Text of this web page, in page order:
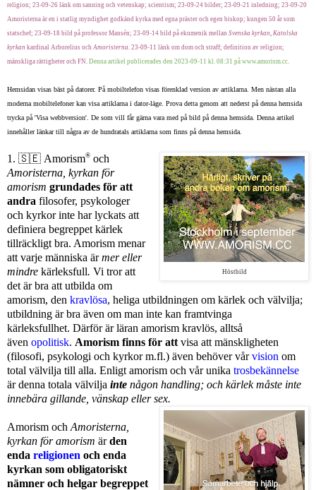
religion; 23-09-26 länk om sanning och vetenskap; scientism; 23-09-24 bilder; 23-09-21 inledning; 23-09-20
Amoristerna är en i statlig myndighet godkänd kyrka med egna präster och egen biskop; kungen 50 år som
statschef; 23-09-18 bild på professor Mansén; 23-09-14 bild på ekumenik mellan Svenska kyrkan, Katolska
kyrkan kardinal Arborelius och Amoristerna. 23-09-11 länk om dom och straff; definition av religion;
mänskliga rättigheter och FN. Denna artikel publicerades den 2023-09-11 kl. 08:31 på www.amorism.cc.
Hemsidan visas bäst på datorer. På mobiltelefon visas förenklad version av artiklarna. Men nästan alla
moderna mobiltelefoner kan visa artiklarna i dator-läge. Prova detta genom att nederst på denna hemsida
trycka på 'Visa webbversion'. De som vill får gärna vara med på bild på denna hemsida. Denna artikel
innehåller länkar till några av de hundratals artiklarna som finns på denna hemsida.
1. 🇸🇪
Höstbild
Amorism® och
Amoristerna, kyrkan för
amorism grundades för att
andra filosofer, psykologer
och kyrkor inte har lyckats att
definiera begreppet kärlek
tillräckligt bra. Amorism menar
att varje människa ärmer eller
mindre kärleksfull. Vi tror att
det är bra att utbilda om
amorism, den kravlösa, heliga utbildningen om kärlek och välvilja;
utbildning är bra även om man inte kan framtvinga
kärleksfullhet. Därför är läran amorism kravlös, alltså
även opolitisk. Amorism finns för att visa att mänskligheten
(filosofi, psykologi och kyrkor m.fl.) även behöver vårvision om
total välvilja till alla. Enligt amorism och vår unika trosbekännelse
är denna totala välvilja inte någon handling; och kärlek måste inte
innebära gillande, vänskap eller sex.
Amorism och Amoristerna,
kyrkan för amorism ärden
enda religionen och enda
kyrkan som obligatoriskt
nämner och helgar begreppet